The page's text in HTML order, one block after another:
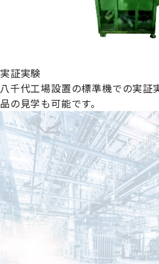
実証実験
八千代工場設置の標準機での実証
品の見学も可能です。